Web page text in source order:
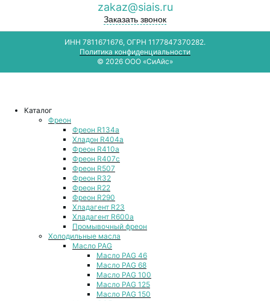
zakaz@siais.ru
Заказать звонок
ИНН 7811671676, ОГРН 1177847370282.
Политика конфиденциальности
© 2026 ООО «СиАйс»
Каталог
Фреон
Фреон R134a
Хладон R404a
Фреон R410a
Фреон R407с
Фреон R507
Фреон R32
Фреон R22
Фреон R290
Хладагент R23
Хладагент R600a
Промывочный фреон
Холодильные масла
Масло PAG
Масло PAG 46
Масло PAG 68
Масло PAG 100
Масло PAG 125
Масло PAG 150